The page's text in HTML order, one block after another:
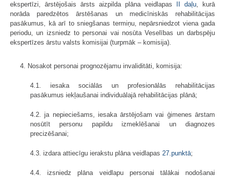
ekspertīzi, ārstējošais ārsts aizpilda plāna veidlapas II daļu, kurā
norāda paredzētos ārstēšanas un medicīniskās rehabilitācijas
pasākumus, kā arī to sniegšanas termiņu, nepārsniedzot viena gada
periodu, un izsniedz to personai vai nosūta Veselības un darbspēju
ekspertīzes ārstu valsts komisijai (turpmāk – komisija).
4. Nosakot personai prognozējamu invaliditāti, komisija:
4.1. iesaka sociālās un profesionālās rehabilitācijas
pasākumus iekļaušanai individuālajā rehabilitācijas plānā;
4.2. ja nepieciešams, iesaka ārstējošam vai ģimenes ārstam
nosūtīt personu papildu izmeklēšanai un diagnozes
precizēšanai;
4.3. izdara attiecīgu ierakstu plāna veidlapas 27.punktā;
4.4. izsniedz plāna veidlapu personai tālākai nodošanai